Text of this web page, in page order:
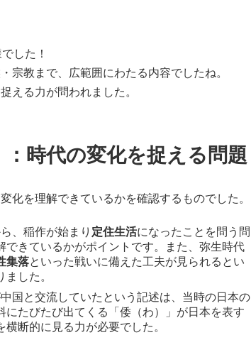
した！
宗教まで、広範囲にわたる内容でしたね。
える力が問われました。
時代の変化を捉える問題
化を理解できているかを確認するものでした。
、稲作が始まり 定住生活になったことを問う問
きているかがポイントです。また、弥生時代
集落といった戦いに備えた工夫が見られるとい
した。
国と交流していたという記述は、当時の日本の
たびたび出てくる「倭（わ）」が日本を表す
断的に見る力が必要でした。